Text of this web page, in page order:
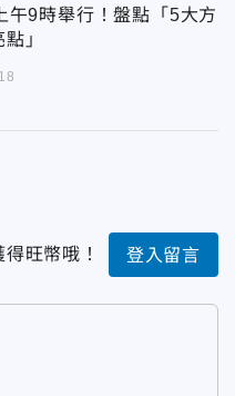
午9時舉行！盤點「5大方
」
旺幣哦！ 登入留言